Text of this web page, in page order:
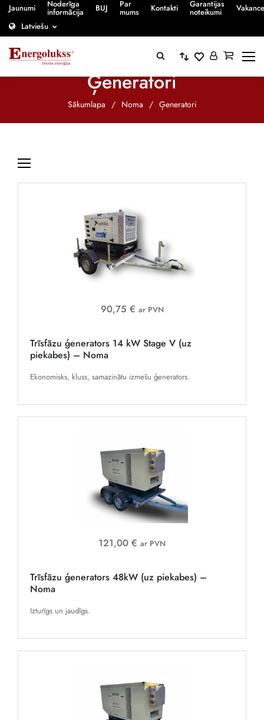
Jaunumi Noderīga
informācija BUJ Par
mums Kontakti Garantijas
noteikumi
Latviešu
Ģeneratori
Sākumlapa / Noma / Ģeneratori
90,75 € ar PVN
Trīsfāzu ģenerators 14 kW Stage V (uz
piekabes) – Noma
Ekonomisks, kluss, samazinātu izmešu ģenerators.
121,00 € ar PVN
Trīsfāzu ģenerators 48kW (uz piekabes) –
Noma
Izturīgs un jaudīgs.